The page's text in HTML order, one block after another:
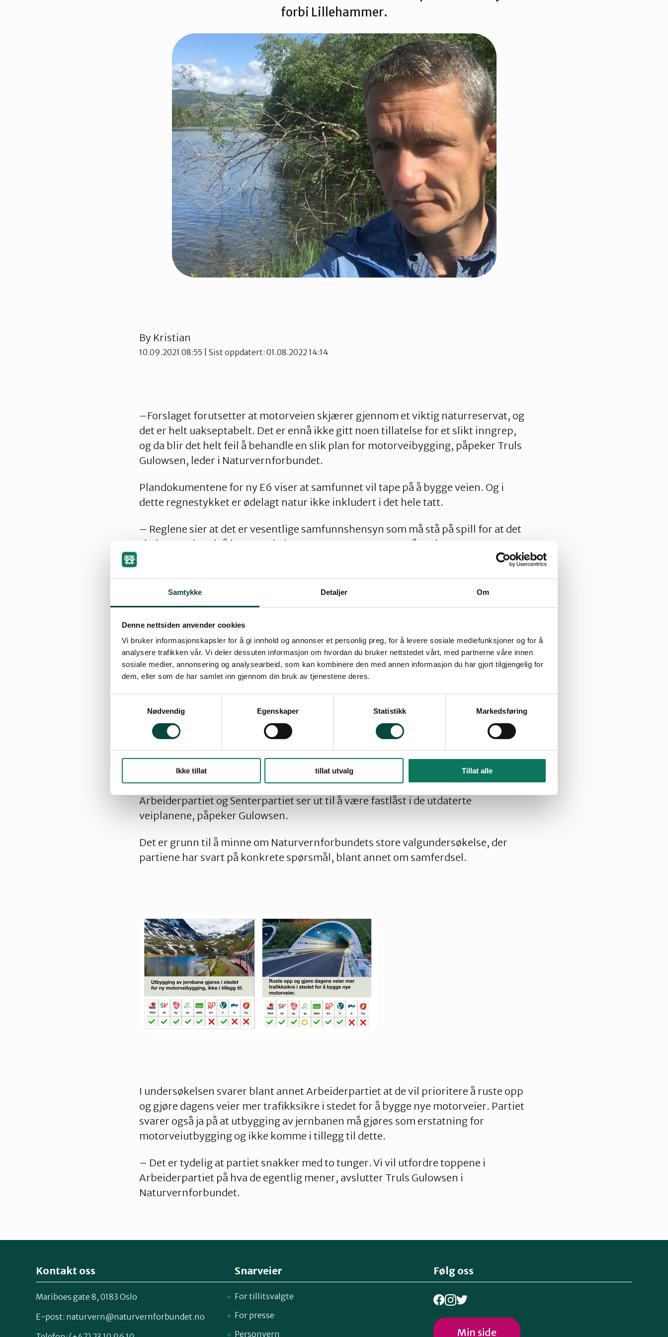
Samtykke Detaljer Om
Denne nettsiden anvender cookies
Vi bruker informasjonskapsler for å gi innhold og annonser et personlig preg, for å levere sosiale mediefunksjoner og for å
analysere trafikken vår. Vi deler dessuten informasjon om hvordan du bruker nettstedet vårt, med partnerne våre innen
sosiale medier, annonsering og analysearbeid, som kan kombinere den med annen informasjon du har gjort tilgjengelig for
dem, eller som de har samlet inn gjennom din bruk av tjenestene deres.
Nødvendig
Egenskaper Statistikk Markedsføring
Ikke tillat tillat utvalg Tillat alle
Kontakt ossDette er NaturvernforbundetVår historieEn inkluderende organisasjon
Styrende dokumenterDelta på digitale møterNatur & miljøInformation in English
forbi Lillehammer.
By Kristian
10.09.2021 08:55 | Sist oppdatert: 01.08.2022 14:14
–Forslaget forutsetter at motorveien skjærer gjennom et viktig naturreservat, og
det er helt uakseptabelt. Det er ennå ikke gitt noen tillatelse for et slikt inngrep,
og da blir det helt feil å behandle en slik plan for motorveibygging, påpeker Truls
Gulowsen, leder i Naturvernforbundet.
Plandokumentene for ny E6 viser at samfunnet vil tape på å bygge veien. Og i
dette regnestykket er ødelagt natur ikke inkludert i det hele tatt.
– Reglene sier at det er vesentlige samfunnshensyn som må stå på spill for at det
skal være aktuelt å bygge vei gjennom et naturreservat. Når veien er
samfunnsøkonomisk ulønnsom, og det foreligger gode alternativer i form av å
Dagens vei har god standard. På søndre del har også veien midtrekkverk, som er
– En ny motorvei i ny trasé, for 110 km/t, vil gi en marginal tidsbesparelse, men vil
ødelegge natur og være svært kostbar. Den opplagte løsningen er å utbedre
dagens vei, blant annet gjennom mer støyskjerming og andre miljøtiltak. De
Ifølge NRK Innlandet 6. september vil Nye Veier, som har ansvaret for utvikling av
denne veistrekningen, lage en ny strategi for prosjektet.
– Det er et positivt signal. Vi håper at selskapet har innsett at planene er
uakseptable for naturen, og at utbygging av et slikt ulønnsomt prosjekt også
bryter med Nye Veiers vedtekter. Desto verre er det at politikere fra
Arbeiderpartiet og Senterpartiet ser ut til å være fastlåst i de utdaterte
veiplanene, påpeker Gulowsen.
Det er grunn til å minne om Naturvernforbundets store valgundersøkelse, der
partiene har svart på konkrete spørsmål, blant annet om samferdsel.
I undersøkelsen svarer blant annet Arbeiderpartiet at de vil prioritere å ruste opp
og gjøre dagens veier mer trafikksikre i stedet for å bygge nye motorveier. Partiet
svarer også ja på at utbygging av jernbanen må gjøres som erstatning for
motorveiutbygging og ikke komme i tillegg til dette.
– Det er tydelig at partiet snakker med to tunger. Vi vil utfordre toppene i
Arbeiderpartiet på hva de egentlig mener, avslutter Truls Gulowsen i
Naturvernforbundet.
Kontakt oss
Mariboes gate 8, 0183 Oslo
E-post: naturvern@naturvernforbundet.no
Snarveier
For tillitsvalgte
For presse
Personvern
Følg oss
Min side